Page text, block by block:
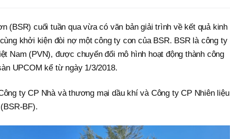
(BSR) cuối tuần qua vừa có văn bản giải trình về kết quả kinh
khởi kiện đòi nợ một công ty con của BSR. BSR là công ty
Nam (PVN), được chuyển đổi mô hình hoạt động thành công
UPCOM kể từ ngày 1/3/2018.
ty CP Nhà và thương mại dầu khí và Công ty CP Nhiên liệu
BF).